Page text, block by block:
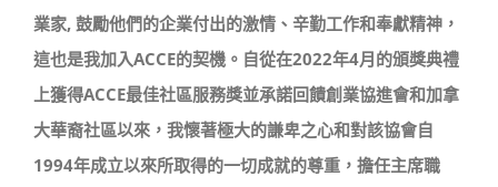
業家, 鼓勵他們的企業付出的激情、辛勤工作和奉獻精神，
這也是我加入ACCE的契機。自從在2022年4月的頒獎典禮
上獲得ACCE最佳社區服務獎並承諾回饋創業協進會和加拿
大華裔社區以來，我懷著極大的謙卑之心和對該協會自
1994年成立以來所取得的一切成就的尊重，擔任主席職